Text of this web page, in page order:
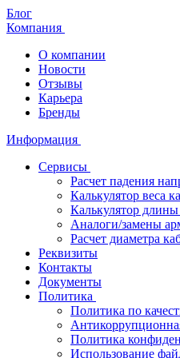
Блог
Компания
О компании
Новости
Отзывы
Карьера
Бренды
Информация
Сервисы
Расчет падения
Калькулятор веса
Калькулятор длины
Аналоги/замены
Расчет диаметра
Реквизиты
Контакты
Документы
Политика
Политика по
Политика
Использование